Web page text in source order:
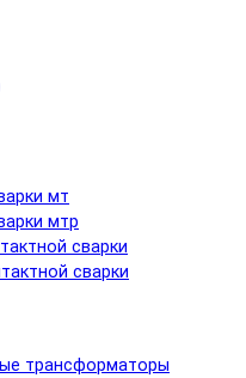
мт
мтр
сварки
сварки
трансформаторы